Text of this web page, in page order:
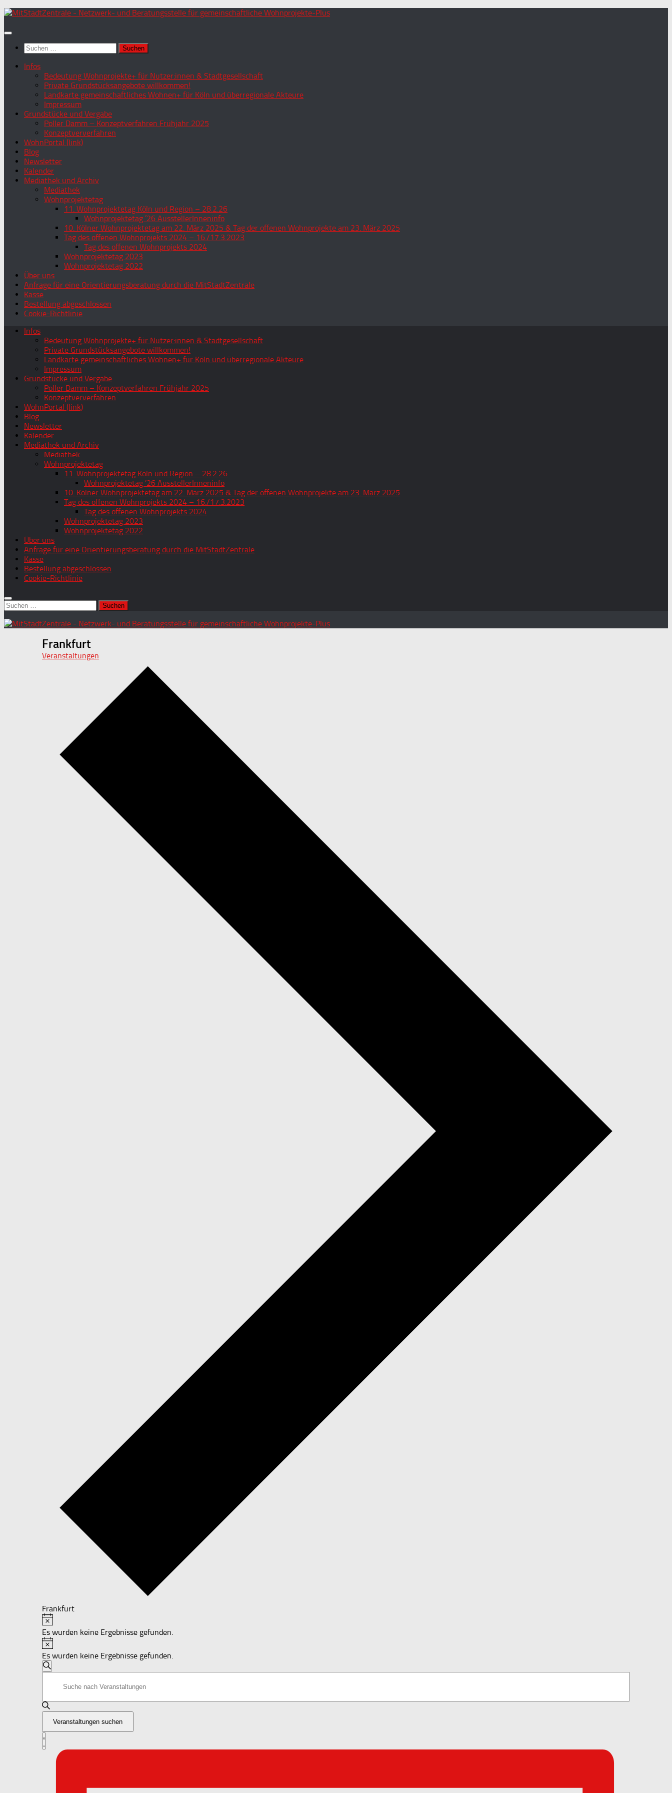
Zum
springen
Suchen
nach:
Infos
Bedeutung Wohnprojekte+ für Nutzer:innen & Stadtgesellschaft
Private Grundstücksangebote willkommen!
Landkarte gemeinschaftliches Wohnen+ für Köln und überregionale Akteure
Impressum
Grundstücke und Vergabe
Poller Damm – Konzeptverfahren Frühjahr 2025
Konzeptververfahren
WohnPortal (link)
Blog
Newsletter
Kalender
Mediathek und Archiv
Mediathek
Wohnprojektetag
11. Wohnprojektetag Köln und Region – 28.2.26
Wohnprojektetag ’26 AusstellerInneninfo
10. Kölner Wohnprojektetag am 22. März 2025 & Tag der offenen Wohnprojekte am 23. März 2025
Tag des offenen Wohnprojekts 2024 – 16./17.3.2023
Tag des offenen Wohnprojekts 2024
Wohnprojektetag 2023
Wohnprojektetag 2022
Über uns
Anfrage für eine Orientierungsberatung durch die MitStadtZentrale
Kasse
Bestellung abgeschlossen
Cookie-Richtlinie
Infos
Bedeutung Wohnprojekte+ für Nutzer:innen & Stadtgesellschaft
Private Grundstücksangebote willkommen!
Landkarte gemeinschaftliches Wohnen+ für Köln und überregionale Akteure
Impressum
Grundstücke und Vergabe
Poller Damm – Konzeptverfahren Frühjahr 2025
Konzeptververfahren
WohnPortal (link)
Blog
Newsletter
Kalender
Mediathek und Archiv
Mediathek
Wohnprojektetag
11. Wohnprojektetag Köln und Region – 28.2.26
Wohnprojektetag ’26 AusstellerInneninfo
10. Kölner Wohnprojektetag am 22. März 2025 & Tag der offenen Wohnprojekte am 23. März 2025
Tag des offenen Wohnprojekts 2024 – 16./17.3.2023
Tag des offenen Wohnprojekts 2024
Wohnprojektetag 2023
Wohnprojektetag 2022
Über uns
Anfrage für eine Orientierungsberatung durch die MitStadtZentrale
Kasse
Bestellung abgeschlossen
Cookie-Richtlinie
Suchen
nach:
Frankfurt
Veranstaltungen
Frankfurt
Veranstaltungen
Hinweis
Es wurden keine Ergebnisse gefunden.
Hinweis
Es wurden keine Ergebnisse gefunden.
Veranstaltungen
Suche
Ansichten,
Navigation
Suche
Schlüsselwort
Suche
nach
Veranstaltungen
Schlüsselwort.
Veranstaltungen suchen
Veranstaltung
Ansichten-
Navigation
Liste